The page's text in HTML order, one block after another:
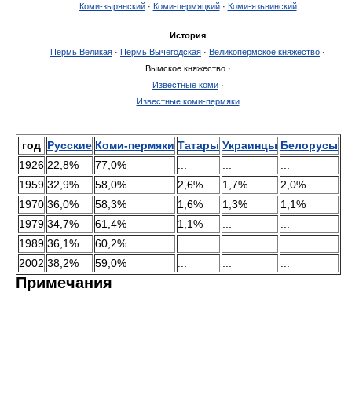
Коми-зырянский· Коми-пермяцкий· Коми-язьвинский
История
Пермь Великая · Пермь Вычегодская · Великопермское княжество ·
Вымское княжество ·
Известные коми·
Известные коми-пермяки
год Русские Коми-пермяки Татары Украинцы Белорусы
1926 22,8% 77,0%
1959 32,9% 58,0% 2,6% 1,7%
2,0%
1970 36,0% 58,3% 1,6% 1,3%
1,1%
1979 34,7% 61,4% 1,1%
1989 36,1% 60,2%
2002 38,2% 59,0%
Примечания